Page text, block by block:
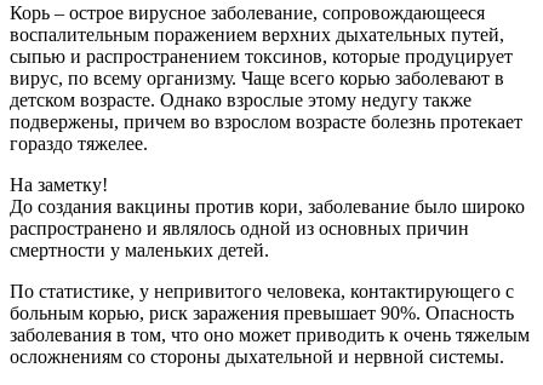
Корь – острое вирусное заболевание, сопровождающееся
воспалительным поражением верхних дыхательных путей,
сыпью и распространением токсинов, которые продуцирует
вирус, по всему организму. Чаще всего корью заболевают в
детском возрасте. Однако взрослые этому недугу также
подвержены, причем во взрослом возрасте болезнь протекает
гораздо тяжелее.
На заметку!
До создания вакцины против кори, заболевание было широко
распространено и являлось одной из основных причин
смертности у маленьких детей.
По статистике, у непривитого человека, контактирующего с
больным корью, риск заражения превышает 90%. Опасность
заболевания в том, что оно может приводить к очень тяжелым
осложнениям со стороны дыхательной и нервной системы.